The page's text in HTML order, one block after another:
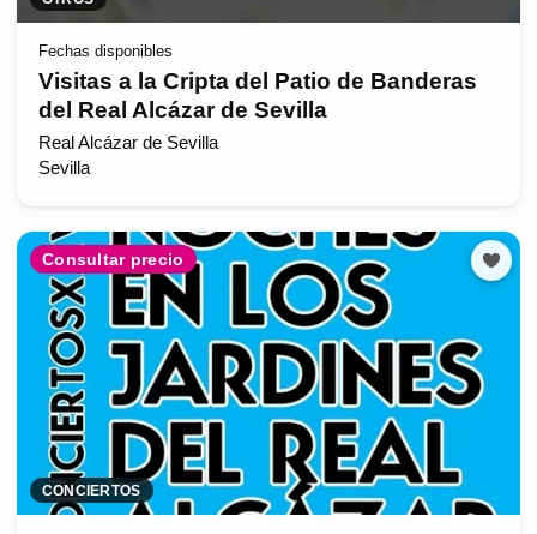
Fechas disponibles
Visitas a la Cripta del Patio de Banderas
del Real Alcázar de Sevilla
Real Alcázar de Sevilla
Sevilla
Consultar precio
CONCIERTOS